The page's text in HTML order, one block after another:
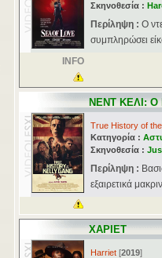
Σκηνοθεσία :
Περίληψη : Ο
συμπληρώσει
INFO
ΝΕΝΤ ΚΕΛΙ:
True History of
Κατηγορία :
Σκηνοθεσία :
Περίληψη :
εξαιρετικά
ΧΑΡΙΕΤ
Harriet [2019]